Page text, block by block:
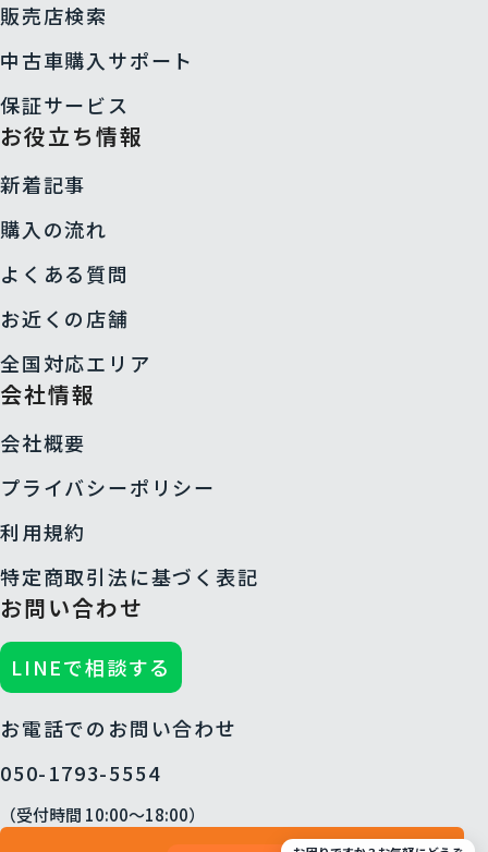
販売店検索
中古車購入サポート
保証サービス
お役立ち情報
新着記事
購入の流れ
よくある質問
お近くの店舗
全国対応エリア
会社情報
会社概要
プライバシーポリシー
利用規約
特定商取引法に基づく表記
お問い合わせ
LINEで相談する
お電話でのお問い合わせ
050-1793-5554
（受付時間 10:00〜18:00）